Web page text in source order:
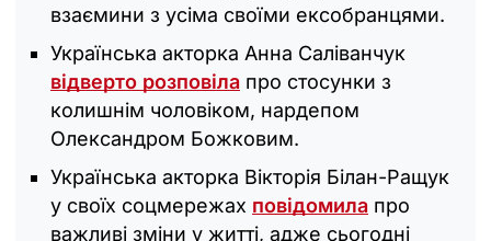
взаємини з усіма своїми ексобранцями.
Українська акторка Анна Саліванчук
відверто розповіла про стосунки з
колишнім чоловіком, нардепом
Олександром Божковим.
Українська акторка Вікторія Білан-Ращук
у своїх соцмережах повідомила про
важливі зміни у житті, адже сьогодні